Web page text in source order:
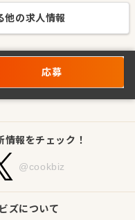
他の求人情報
応募
報をチェック！
@cookbiz
ズについて